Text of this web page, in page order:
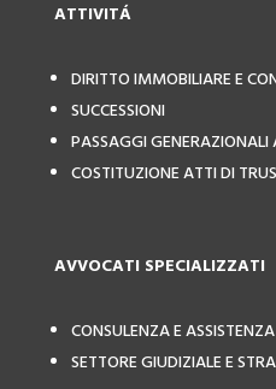
ATTIVITÁ
DIRITTO IMMOBILIARE E
SUCCESSIONI
PASSAGGI GENERAZIONALI
COSTITUZIONE ATTI DI
AVVOCATI SPECIALIZZATI
CONSULENZA E
SETTORE GIUDIZIALE E